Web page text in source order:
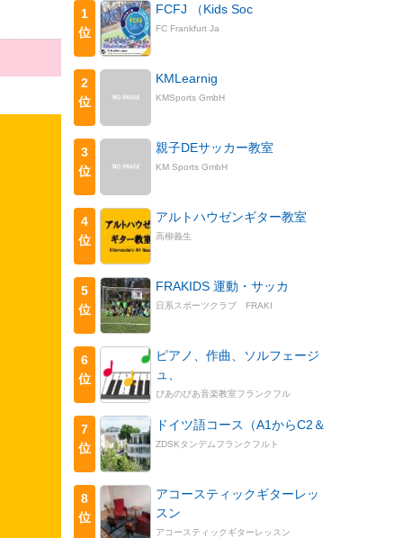
1
位
FCFJ （Kids Soc
FC Frankfurt Ja
2
位
KMLearnig
KMSports GmbH
3
位
親子DEサッカー教室
KM Sports GmbH
4
位
アルトハウゼンギター教室
高柳義生
5
位
FRAKIDS 運動・サッカ
日系スポーツクラブ FRAKI
6
位
ピアノ、作曲、ソルフェージ
ュ、
ぴあのぴあ音楽教室フランクフル
7
位
ドイツ語コース（A1からC2＆
ZDSKタンデムフランクフルト
8
位
アコースティックギターレッ
スン
アコースティックギターレッスン